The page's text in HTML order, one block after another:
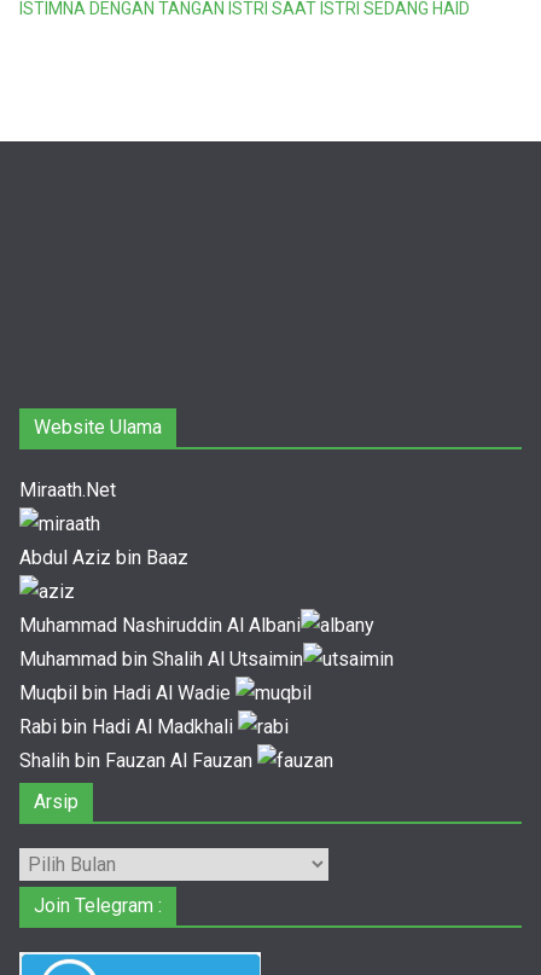
ISTIMNA DENGAN TANGAN ISTRI SAAT ISTRI SEDANG HAID
Website Ulama
Miraath.Net
Abdul Aziz bin Baaz
Muhammad Nashiruddin Al Albani
Muhammad bin Shalih Al Utsaimin
Muqbil bin Hadi Al Wadie
Rabi bin Hadi Al Madkhali
Shalih bin Fauzan Al Fauzan
Arsip
Arsip
Join Telegram :